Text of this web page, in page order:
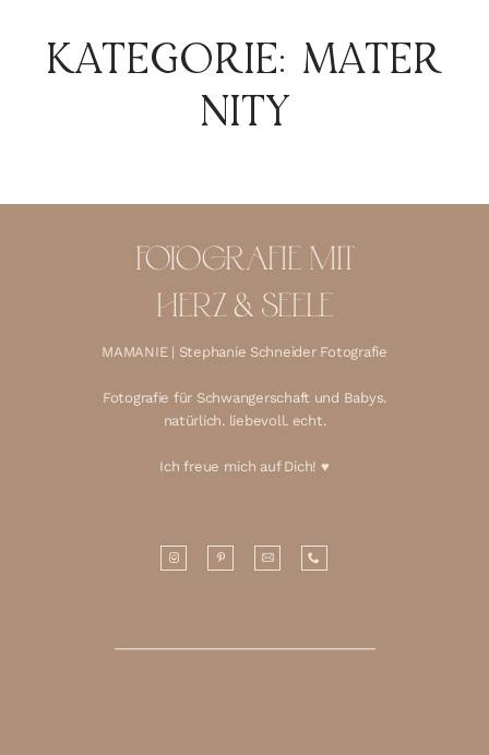
KATEGORIE: MATER
NITY
FOTOGRAFIE MIT
HERZ & SEELE
MAMANIE | Stephanie Schneider Fotografie
Fotografie für Schwangerschaft und Babys.
natürlich. liebevoll. echt.
Ich freue mich auf Dich! ♥